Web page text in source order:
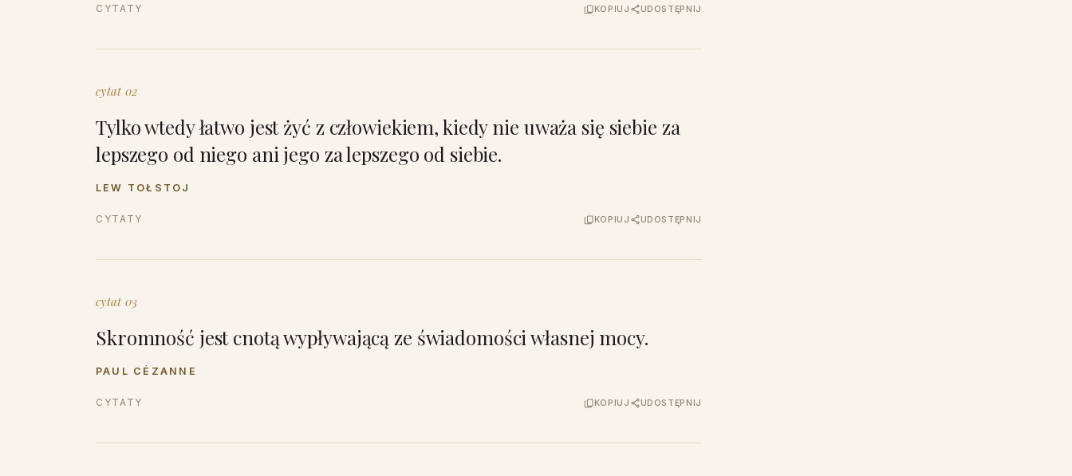
CYTATY KOPIUJ UDOSTĘPNIJ
cytat 02
Tylko wtedy łatwo jest żyć z człowiekiem, kiedy nie uważa się siebie za
lepszego od niego ani jego za lepszego od siebie.
LEW TOŁSTOJ
CYTATY KOPIUJ UDOSTĘPNIJ
cytat 03
Skromność jest cnotą wypływającą ze świadomości własnej mocy.
PAUL CÉZANNE
CYTATY KOPIUJ UDOSTĘPNIJ